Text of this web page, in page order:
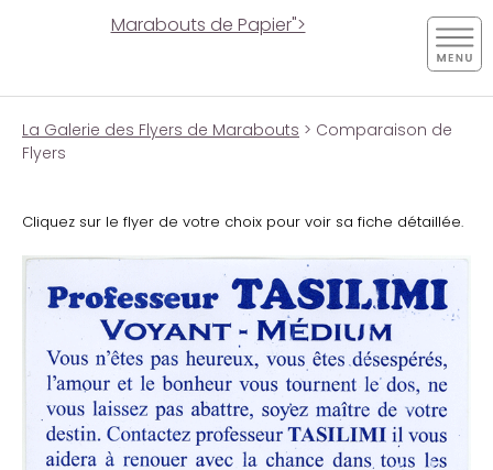
Marabouts de Papier">
La Galerie des Flyers de Marabouts > Comparaison de
Flyers
Cliquez sur le flyer de votre choix pour voir sa fiche détaillée.